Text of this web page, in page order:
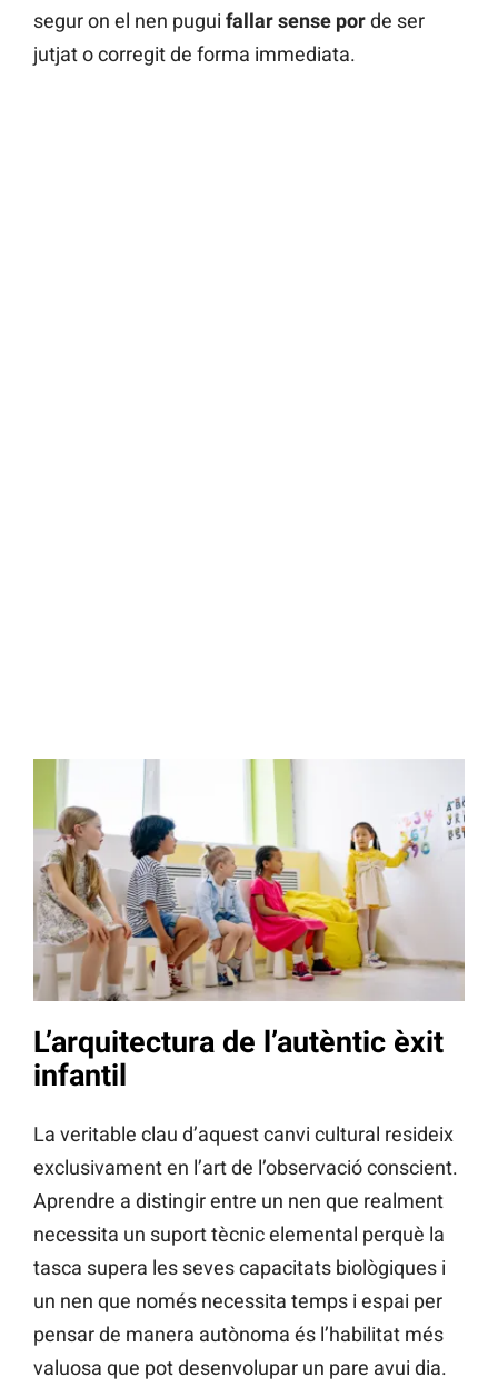
segur on el nen pugui fallar sense porde ser
jutjat o corregit de forma immediata.
L’arquitectura de l’autèntic èxit
infantil
La veritable clau d’aquest canvi cultural resideix
exclusivament en l’art de l’observació conscient.
Aprendre a distingir entre un nen que realment
necessita un suport tècnic elemental perquè la
tasca supera les seves capacitats biològiques i
un nen que només necessita temps i espai per
pensar de manera autònoma és l’habilitat més
valuosa que pot desenvolupar un pare avui dia.